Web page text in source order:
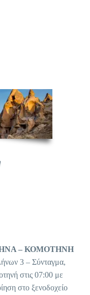
– ΚΟΜΟΤΗΝΗ
3 – Σύνταγμα,
στις 07:00 με
στο ξενοδοχείο